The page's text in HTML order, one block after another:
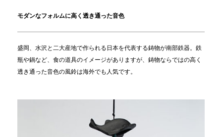
モダンなフォルムに高く透き通った音色
盛岡、水沢と二大産地で作られる日本を代表する鋳物が南部鉄器。鉄
瓶や鍋など、食の道具のイメージがありますが、鋳物ならではの高く
透き通った音色の風鈴は海外でも人気です。